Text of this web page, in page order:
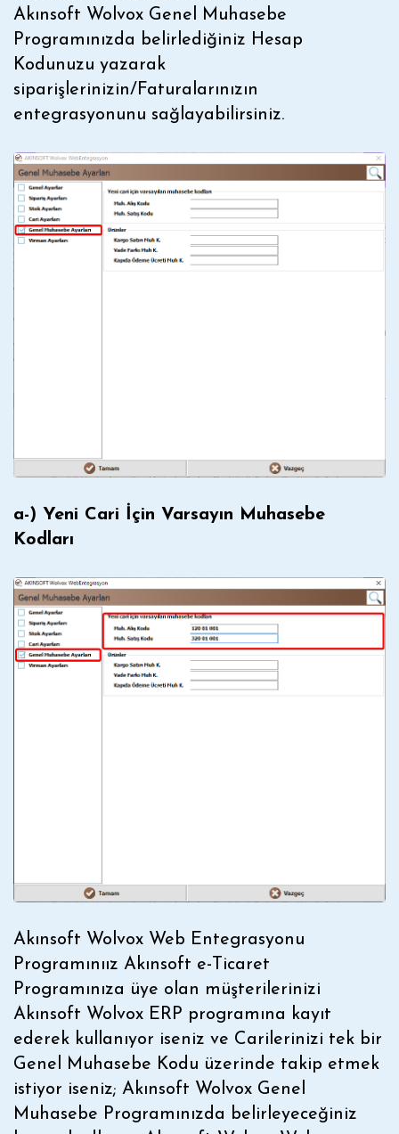
Akınsoft Wolvox Genel Muhasebe
Programınızda belirlediğiniz Hesap
Kodunuzu yazarak
siparişlerinizin/Faturalarınızın
entegrasyonunu sağlayabilirsiniz.
a-) Yeni Cari İçin Varsayın Muhasebe
Kodları
Akınsoft Wolvox Web Entegrasyonu
Programınıız Akınsoft e-Ticaret
Programınıza üye olan müşterilerinizi
Akınsoft Wolvox ERP programına kayıt
ederek kullanıyor iseniz ve Carilerinizi tek bir
Genel Muhasebe Kodu üzerinde takip etmek
istiyor iseniz; Akınsoft Wolvox Genel
Muhasebe Programınızda belirleyeceğiniz